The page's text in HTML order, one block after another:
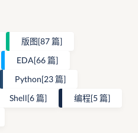
版图[87 篇]
EDA[66 篇]
Python[23 篇]
Shell[6 篇] 编程[5 篇]